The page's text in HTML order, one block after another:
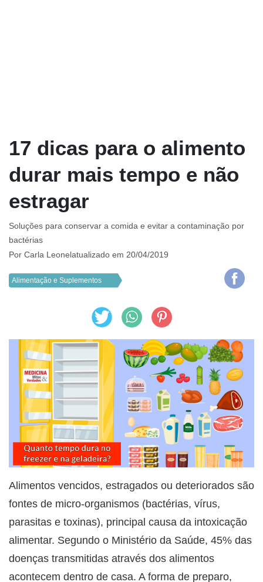
17 dicas para o alimento
durar mais tempo e não
estragar
Soluções para conservar a comida e evitar a contaminação por
bactérias
Por Carla Leonelatualizado em 20/04/2019
Alimentação e Suplementos
Alimentos vencidos, estragados ou deteriorados são
fontes de micro-organismos (bactérias, vírus,
parasitas e toxinas), principal causa da intoxicação
alimentar. Segundo o Ministério da Saúde, 45% das
doenças transmitidas através dos alimentos
acontecem dentro de casa. A forma de preparo,